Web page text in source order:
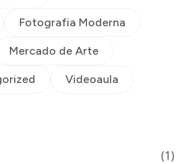
Fotografia Moderna
Mercado de Arte
Videoaula
(1)